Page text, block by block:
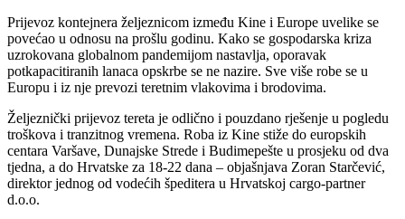
Prijevoz kontejnera željeznicom između Kine i Europe uvelike se
povećao u odnosu na prošlu godinu. Kako se gospodarska kriza
uzrokovana globalnom pandemijom nastavlja, oporavak
potkapacitiranih lanaca opskrbe se ne nazire. Sve više robe se u
Europu i iz nje prevozi teretnim vlakovima i brodovima.
Željeznički prijevoz tereta je odlično i pouzdano rješenje u pogledu
troškova i tranzitnog vremena. Roba iz Kine stiže do europskih
centara Varšave, Dunajske Strede i Budimepešte u prosjeku od dva
tjedna, a do Hrvatske za 18-22 dana – objašnjava Zoran Starčević,
direktor jednog od vodećih špeditera u Hrvatskoj cargo-partner
d.o.o.